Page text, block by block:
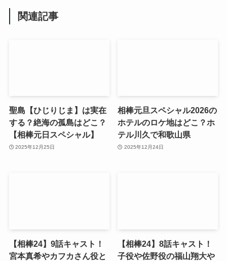
関連記事
聖島【ひじりじま】は実在
する？絶海の孤島はどこ？
【相棒元日スペシャル】
2025年12月25日
相棒元旦スペシャル2026の
ホテルのロケ地はどこ？ホ
テル川久で和歌山県
2025年12月24日
【相棒24】9話キャスト！
宮本真希やカフカさん役と
【相棒24】8話キャスト！
子役や佐野役の福山翔大や